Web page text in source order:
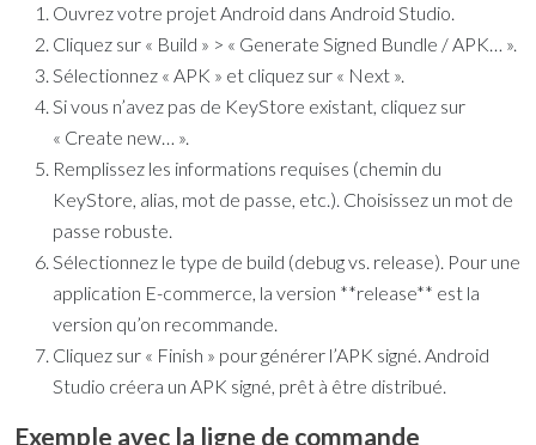
Ouvrez votre projet Android dans Android Studio.
Cliquez sur « Build » > « Generate Signed Bundle / APK… ».
Sélectionnez « APK » et cliquez sur « Next ».
Si vous n’avez pas de KeyStore existant, cliquez sur
« Create new… ».
Remplissez les informations requises (chemin du
KeyStore, alias, mot de passe, etc.). Choisissez un mot de
passe robuste.
Sélectionnez le type de build (debug vs. release). Pour une
application E-commerce, la version **release** est la
version qu’on recommande.
Cliquez sur « Finish » pour générer l’APK signé. Android
Studio créera un APK signé, prêt à être distribué.
Exemple avec la ligne de commande